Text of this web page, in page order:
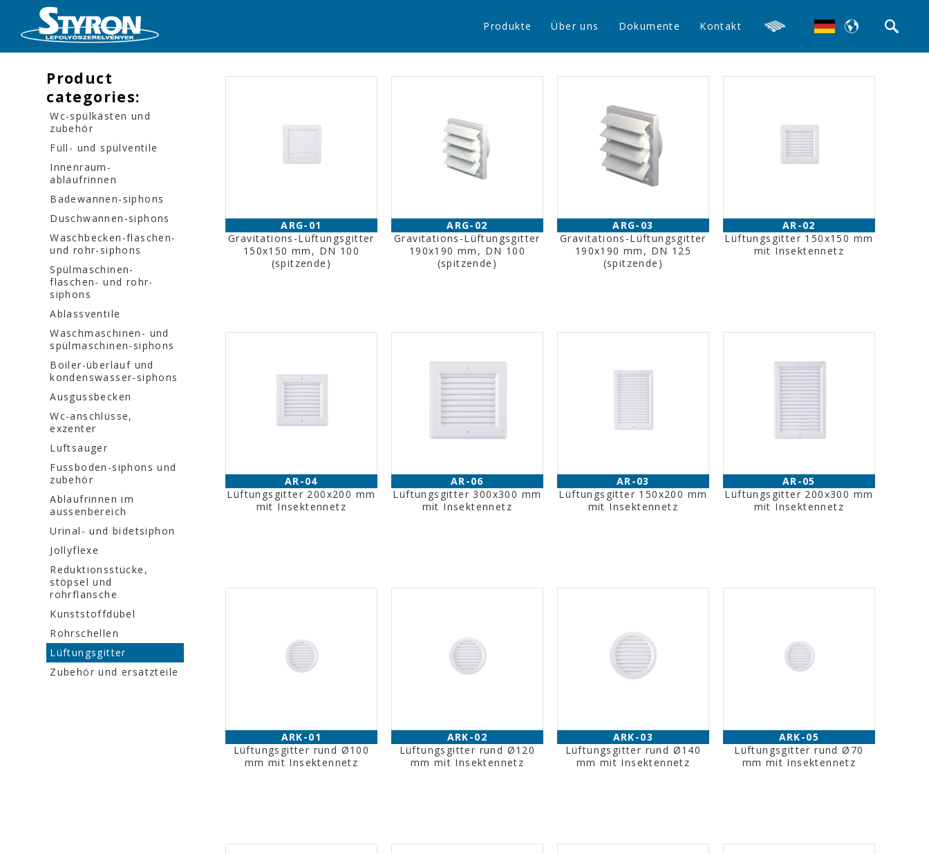
Produkte Über uns Dokumente Kontakt
Product
categories:
Wc-spülkästen und
zubehör
Füll- und spülventile
Innenraum-
ablaufrinnen
Badewannen-siphons
Duschwannen-siphons
Waschbecken-flaschen-
und rohr-siphons
Spülmaschinen-
flaschen- und rohr-
siphons
Ablassventile
Waschmaschinen- und
spülmaschinen-siphons
Boiler-überlauf und
kondenswasser-siphons
Ausgussbecken
Wc-anschlüsse,
exzenter
Luftsauger
Fussboden-siphons und
zubehör
Ablaufrinnen im
aussenbereich
Urinal- und bidetsiphon
Jollyflexe
Reduktionsstücke,
stöpsel und
rohrflansche
Kunststoffdübel
Rohrschellen
Lüftungsgitter
Zubehör und ersatzteile
ARG-01
Gravitations-Lüftungsgitter
150x150 mm, DN 100
(spitzende)
ARG-02
Gravitations-Lüftungsgitter
190x190 mm, DN 100
(spitzende)
ARG-03
Gravitations-Lüftungsgitter
190x190 mm, DN 125
(spitzende)
AR-02
Lüftungsgitter 150x150 mm
mit Insektennetz
AR-04
Lüftungsgitter 200x200 mm
mit Insektennetz
AR-06
Lüftungsgitter 300x300 mm
mit Insektennetz
AR-03
Lüftungsgitter 150x200 mm
mit Insektennetz
AR-05
Lüftungsgitter 200x300 mm
mit Insektennetz
ARK-01
Lüftungsgitter rund Ø100
mm mit Insektennetz
ARK-02
Lüftungsgitter rund Ø120
mm mit Insektennetz
ARK-03
Lüftungsgitter rund Ø140
mm mit Insektennetz
ARK-05
Lüftungsgitter rund Ø70
mm mit Insektennetz